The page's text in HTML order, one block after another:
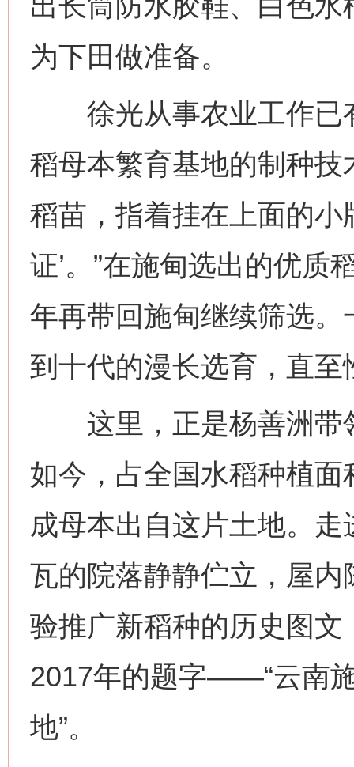
为下田做准备。
徐光从事农业工作已
稻母本繁育基地的制种
稻苗，指着挂在上面的小
证’。”在施甸选出的优质
年再带回施甸继续筛选
到十代的漫长选育，直
这里，正是杨善洲带
如今，占全国水稻种植
成母本出自这片土地。
瓦的院落静静伫立，屋
验推广新稻种的历史图
2017年的题字——“云南
地”。